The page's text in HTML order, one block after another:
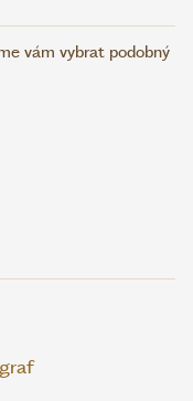
vám vybrat podobný